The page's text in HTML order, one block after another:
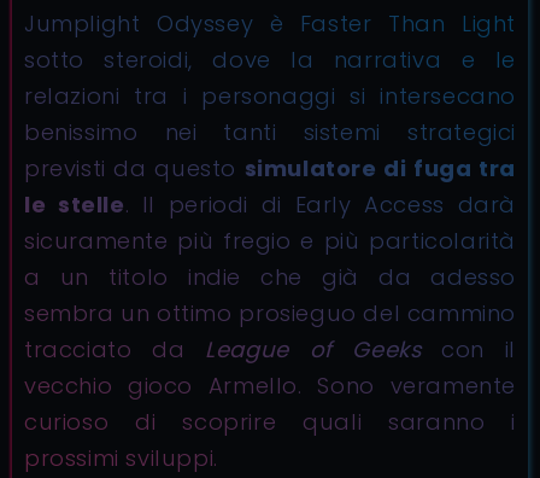
Jumplight Odyssey è Faster Than Light
sotto steroidi, dove la narrativa e le
relazioni tra i personaggi si intersecano
benissimo nei tanti sistemi strategici
previsti da questo simulatore di fuga tra
le stelle. Il periodi di Early Access darà
sicuramente più fregio e più particolarità
a un titolo indie che già da adesso
sembra un ottimo prosieguo del cammino
tracciato da League of Geekscon il
vecchio gioco Armello. Sono veramente
curioso di scoprire quali saranno i
prossimi sviluppi.